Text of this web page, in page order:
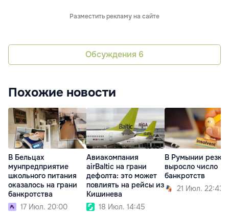
Разместить рекламу на сайте
Обсуждения 6
Похожие новости
В Бельцах
мунпредприятие
школьного питания
оказалось на грани
банкротства
17 Июл. 20:00
Авиакомпания
airBaltic на грани
дефолта: это может
повлиять на рейсы из
Кишинева
18 Июл. 14:45
В Румынии резко
выросло число
банкротств
21 Июл. 22:43